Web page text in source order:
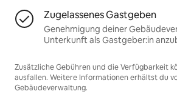
Zugelassenes Gastgeben
Genehmigung deiner
Unterkunft als Gastgeber:in
Zusätzliche Gebühren und die Verfügbarkeit
ausfallen. Weitere Informationen erhältst du
Gebäudeverwaltung.